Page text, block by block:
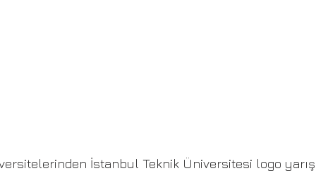
İstanbul Teknik Üniversitesi logo